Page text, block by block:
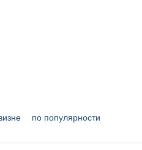
по популярности